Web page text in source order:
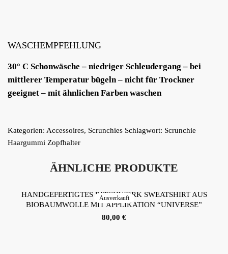
WASCHEMPFEHLUNG
30° C Schonwäsche – niedriger Schleudergang – bei
mittlerer Temperatur bügeln – nicht für Trockner
geeignet – mit ähnlichen Farben waschen
Kategorien: Accessoires, Scrunchies Schlagwort: Scrunchie
Haargummi Zopfhalter
ÄHNLICHE PRODUKTE
Ausverkauft
HANDGEFERTIGTES PATCHWORK SWEATSHIRT AUS
BIOBAUMWOLLE MIT APPLIKATION “UNIVERSE”
80,00 €